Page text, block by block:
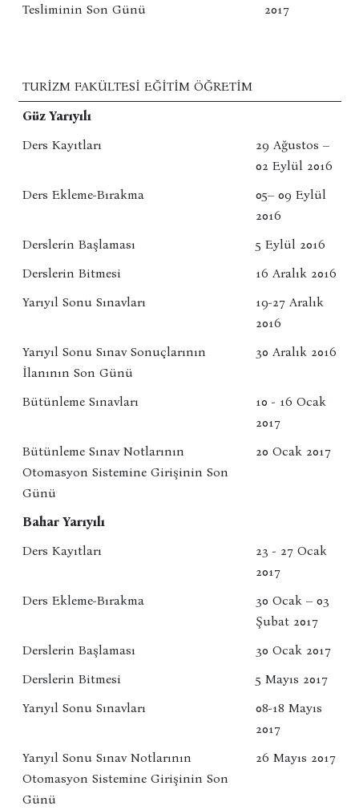
Tesliminin Son Günü
2017
TURIZM FAKÜLTESI EĞITIM ÖĞRETIM
Güz Yarıyılı
Ders Kayıtları
29 Ağustos –
02 Eylül 2016
Ders Ekleme-Bırakma
05– 09 Eylül
2016
Derslerin Başlaması
5 Eylül 2016
Derslerin Bitmesi
16 Aralık 2016
Yarıyıl Sonu Sınavları
19-27 Aralık
2016
Yarıyıl Sonu Sınav Sonuçlarının
İlanının Son Günü
30 Aralık 2016
Bütünleme Sınavları
10 - 16 Ocak
2017
Bütünleme Sınav Notlarının
Otomasyon Sistemine Girişinin Son
Günü
20 Ocak 2017
Bahar Yarıyılı
Ders Kayıtları
23 - 27 Ocak
2017
Ders Ekleme-Bırakma
30 Ocak – 03
Şubat 2017
Derslerin Başlaması
30 Ocak 2017
Derslerin Bitmesi
5 Mayıs 2017
Yarıyıl Sonu Sınavları
08-18 Mayıs
2017
Yarıyıl Sonu Sınav Notlarının
Otomasyon Sistemine Girişinin Son
Günü
26 Mayıs 2017